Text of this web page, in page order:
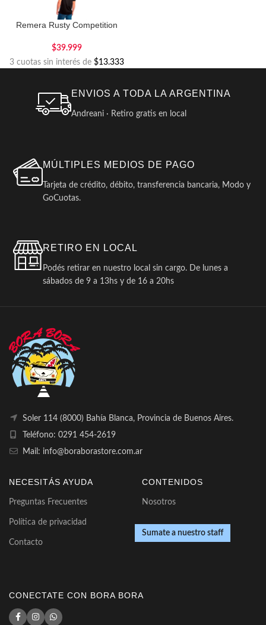
Remera Rusty Competition
$39.999
3 cuotas sin interés de $13.333
ENVIOS A TODA LA ARGENTINA
Andreani · Retiro gratis en local
MÚLTIPLES MEDIOS DE PAGO
Tarjeta de crédito, débito, transferencia bancaria, Modo y
GoCuotas.
RETIRO EN LOCAL
Podés retirar en nuestro local sin cargo. De lunes a
sábados de 9 a 13hs y de 16 a 20hs
Soler 114 (8000) Bahía Blanca, Provincia de Buenos Aires.
Teléfono: 0291 454-2619
Mail: info@boraborastore.com.ar
NECESITÁS AYUDA
Preguntas Frecuentes
Política de privacidad
Contacto
CONTENIDOS
Nosotros
Sumate a nuestro staff
CONECTATE CON BORA BORA